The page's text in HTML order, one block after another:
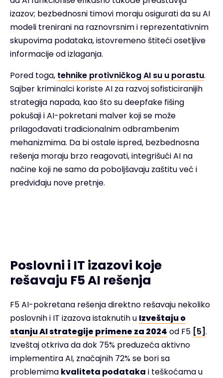
izazov; bezbednosni timovi moraju osigurati da su AI
modeli trenirani na raznovrsnim i reprezentativnim
skupovima podataka, istovremeno štiteći osetljive
informacije od izlaganja.
Pored toga, tehnike protivničkog AI su u porastu.
Sajber kriminalci koriste AI za razvoj sofisticiranijih
strategija napada, kao što su deepfake fišing
pokušaji i AI-pokretani malver koji se može
prilagođavati tradicionalnim odbrambenim
mehanizmima. Da bi ostale ispred, bezbednosna
rešenja moraju brzo reagovati, integrišući AI na
načine koji ne samo da poboljšavaju zaštitu već i
predviđaju nove pretnje.
Poslovni i IT izazovi koje
rešavaju F5 AI rešenja
F5 AI-pokretana rešenja direktno rešavaju nekoliko
poslovnih i IT izazova istaknutih u Izveštaju o
stanju AI strategije primene za 2024 od F5 [5].
Izveštaj otkriva da dok 75% preduzeća aktivno
implementira AI, značajnih 72% se bori sa
problemima kvaliteta podataka i teškoćama u